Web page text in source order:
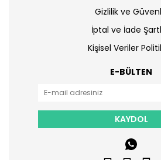
Gizlilik ve
İptal ve İade
Kişisel Veriler
E-BÜLTEN
KAYDOL